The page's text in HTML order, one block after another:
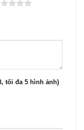
tối đa 5 hình ảnh)